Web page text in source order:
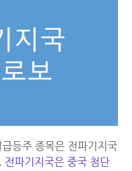
등주 종목은 전파기지국
전파기지국은 중국 첨단